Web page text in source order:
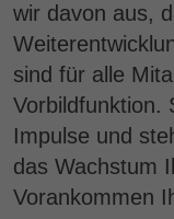
wir davon aus,
sind für alle
Vorbildfunktion.
Impulse und
das Wachstum
Vorankommen